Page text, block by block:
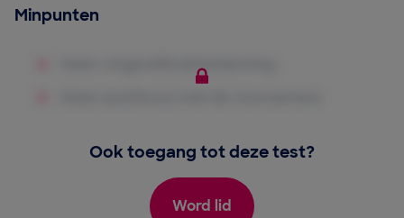
Minpunten
Ook toegang tot deze test?
Word lid